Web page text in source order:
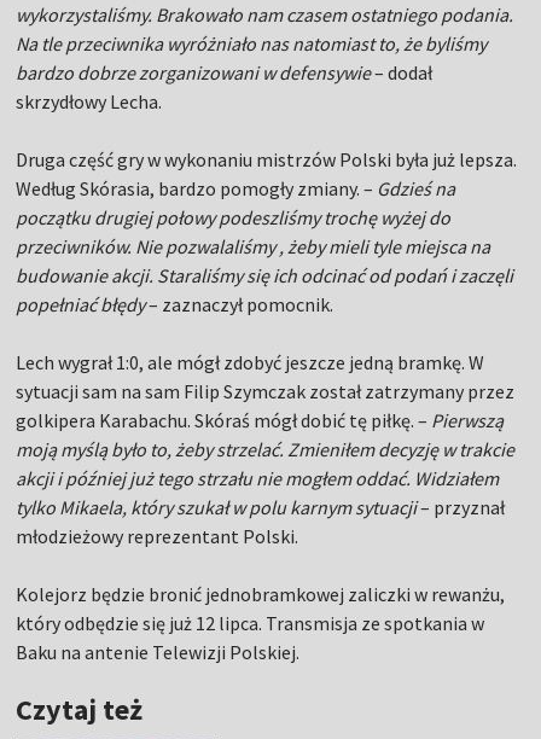
wykorzystaliśmy. Brakowało nam czasem ostatniego podania.
Na tle przeciwnika wyróżniało nas natomiast to, że byliśmy
bardzo dobrze zorganizowani w defensywie– dodał
skrzydłowy Lecha.
Druga część gry w wykonaniu mistrzów Polski była już lepsza.
Według Skórasia, bardzo pomogły zmiany. – Gdzieś na
początku drugiej połowy podeszliśmy trochę wyżej do
przeciwników. Nie pozwalaliśmy , żeby mieli tyle miejsca na
budowanie akcji. Staraliśmy się ich odcinać od podań i zaczęli
popełniać błędy– zaznaczył pomocnik.
Lech wygrał 1:0, ale mógł zdobyć jeszcze jedną bramkę. W
sytuacji sam na sam Filip Szymczak został zatrzymany przez
golkipera Karabachu. Skóraś mógł dobić tę piłkę. – Pierwszą
moją myślą było to, żeby strzelać. Zmieniłem decyzję w trakcie
akcji i później już tego strzału nie mogłem oddać. Widziałem
tylko Mikaela, który szukał w polu karnym sytuacji– przyznał
młodzieżowy reprezentant Polski.
Kolejorz będzie bronić jednobramkowej zaliczki w rewanżu,
który odbędzie się już 12 lipca. Transmisja ze spotkania w
Baku na antenie Telewizji Polskiej.
Czytaj też